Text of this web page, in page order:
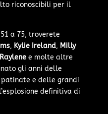
riconoscibili per il
a 75, troverete
, Kylie Ireland, Milly
Raylenee molte altre
gli anni delle
e delle grandi
definitiva di